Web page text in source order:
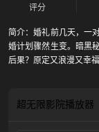
评分
简介：婚礼前几天，一
婚计划骤然生变。暗黑
后果？原定又浪漫又幸
超无限影院播放器